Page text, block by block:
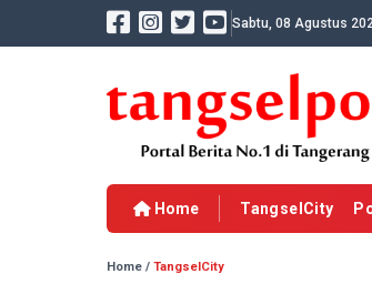
Sabtu, 08 Agustus
Home TangselCity
Home / TangselCity